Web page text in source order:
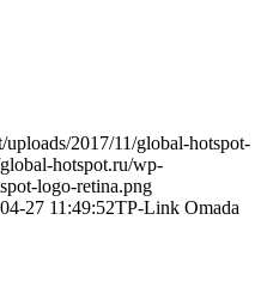
2017/11/global-hotspot-
hotspot.ru/wp-
logo-retina.png
27 11:49:52TP-Link Omada